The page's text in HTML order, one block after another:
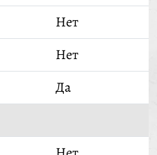
Нет
Нет
Да